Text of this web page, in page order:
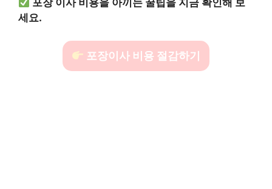
세요.
포장이사 비용 절감하기